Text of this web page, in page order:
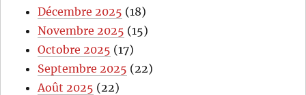
Décembre 2025 (18)
Novembre 2025 (15)
Octobre 2025 (17)
Septembre 2025 (22)
Août 2025 (22)